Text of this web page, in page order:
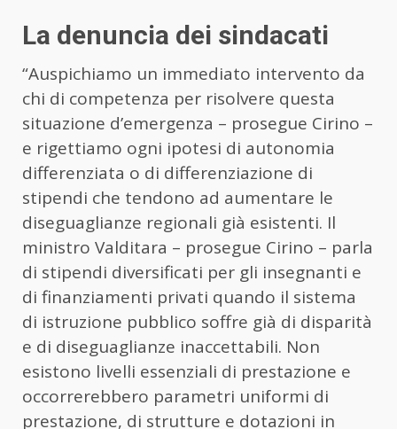
La denuncia dei sindacati
“Auspichiamo un immediato intervento da
chi di competenza per risolvere questa
situazione d’emergenza – prosegue Cirino –
e rigettiamo ogni ipotesi di autonomia
differenziata o di differenziazione di
stipendi che tendono ad aumentare le
diseguaglianze regionali già esistenti. Il
ministro Valditara – prosegue Cirino – parla
di stipendi diversificati per gli insegnanti e
di finanziamenti privati quando il sistema
di istruzione pubblico soffre già di disparità
e di diseguaglianze inaccettabili. Non
esistono livelli essenziali di prestazione e
occorrerebbero parametri uniformi di
prestazione, di strutture e dotazioni in